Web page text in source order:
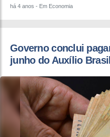
há 4 anos - Em Economia
Governo conclui
junho do Auxílio Brasil